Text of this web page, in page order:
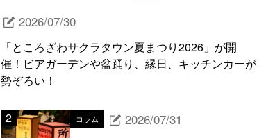
2026/07/30
「ところざわサクラタウン夏まつり2026」が開
催！ビアガーデンや盆踊り、縁日、キッチンカーが
勢ぞろい！
コラム 2026/07/31